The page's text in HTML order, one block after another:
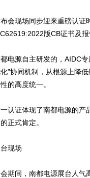
现场同步迎来重磅认证时
版CB证书及报
源自主研发的，AIDC专
”协同机制，从根源上降
的高度统一。
证体现了南都电源的产品
正式肯定。
现场
间，南都电源展台人气高